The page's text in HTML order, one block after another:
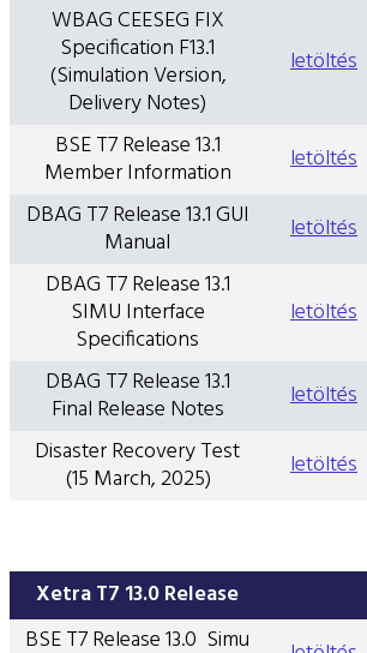
WBAG CEESEG FIX
Specification F13.1
(Simulation Version,
Delivery Notes)
letöltés
BSE T7 Release 13.1
Member Information letöltés
DBAG T7 Release 13.1 GUI
Manual letöltés
DBAG T7 Release 13.1
SIMU Interface
Specifications
letöltés
DBAG T7 Release 13.1
Final Release Notes letöltés
Disaster Recovery Test
(15 March, 2025) letöltés
Xetra T7 13.0 Release
BSE T7 Release 13.0 Simu